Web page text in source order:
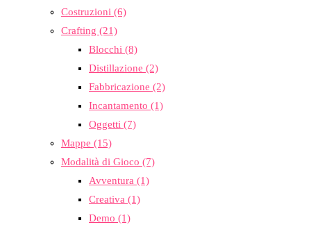
Costruzioni (6)
Crafting (21)
Blocchi (8)
Distillazione (2)
Fabbricazione (2)
Incantamento (1)
Oggetti (7)
Mappe (15)
Modalità di Gioco (7)
Avventura (1)
Creativa (1)
Demo (1)